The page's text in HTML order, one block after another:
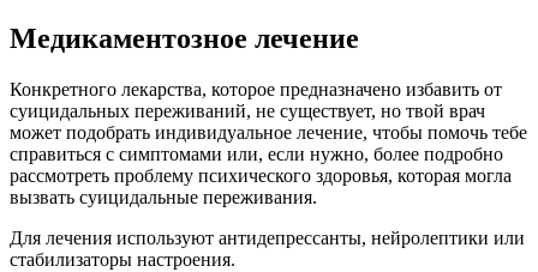
Медикаментозное лечение
Конкретного лекарства, которое предназначено избавить от
суицидальных переживаний, не существует, но твой врач
может подобрать индивидуальное лечение, чтобы помочь тебе
справиться с симптомами или, если нужно, более подробно
рассмотреть проблему психического здоровья, которая могла
вызвать суицидальные переживания.
Для лечения используют антидепрессанты, нейролептики или
стабилизаторы настроения.